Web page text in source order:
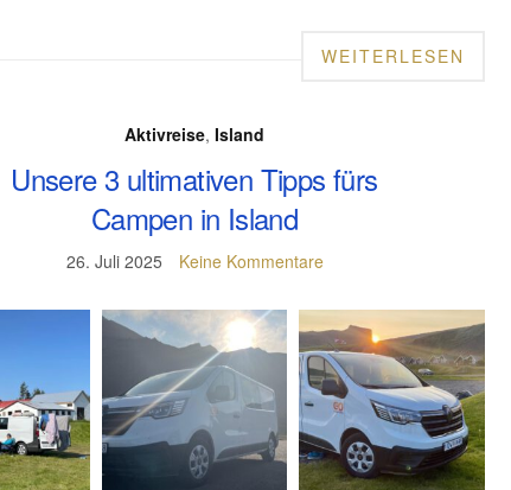
WEITERLESEN
Aktivreise, Island
Unsere 3 ultimativen Tipps fürs
Campen in Island
26. Juli 2025 Keine Kommentare